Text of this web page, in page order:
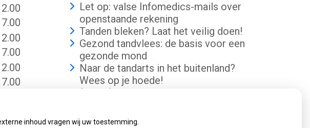
Let op: valse Infomedics-mails over
openstaande rekening
Tanden bleken? Laat het veilig doen!
Gezond tandvlees: de basis voor een
gezonde mond
Naar de tandarts in het buitenland?
Wees op je hoede!
(Mond)zorgkosten gemaakt in
inhoud vragen wij uw toestemming.